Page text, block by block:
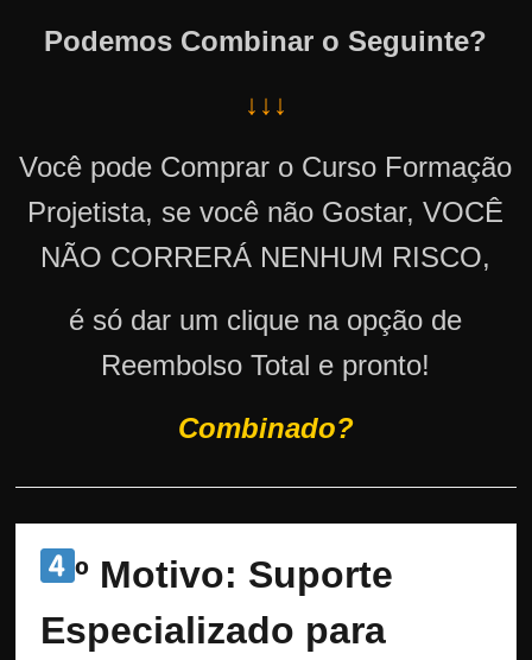
Podemos Combinar o Seguinte?
↓↓↓
Você pode Comprar o Curso Formação
Projetista, se você não Gostar, VOCÊ
NÃO CORRERÁ NENHUM RISCO,
é só dar um clique na opção de
Reembolso Total e pronto!
Combinado?
º Motivo: Suporte
Especializado para